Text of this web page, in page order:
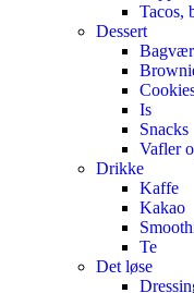
Tacos,
Dessert
Is
Snacks
Vafler
Drikke
Kaffe
Kakao
Te
Det løse